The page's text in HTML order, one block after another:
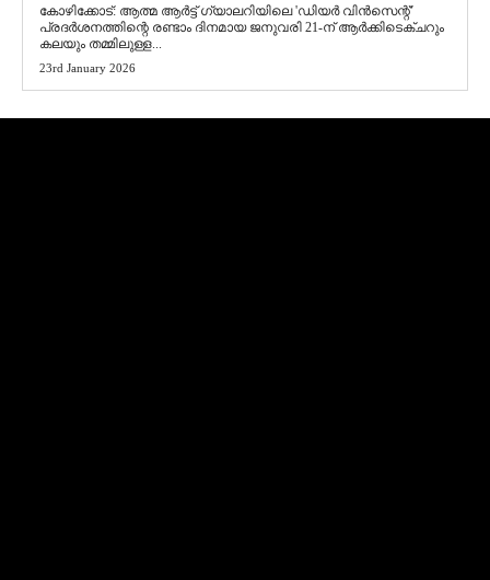
​കോഴിക്കോട്: ആത്മ ആർട്ട് ഗ്യാലറിയിലെ 'ഡിയർ വിൻസെന്റ്'
പ്രദർശനത്തിന്റെ രണ്ടാം ദിനമായ ജനുവരി 21-ന് ആർക്കിടെക്ചറും
കലയും തമ്മിലുള്ള...
23rd January 2026